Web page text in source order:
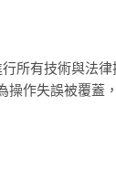
所有技術與法
作失誤被覆蓋